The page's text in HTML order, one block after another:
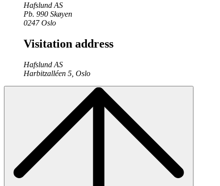
Hafslund AS
Pb. 990 Skøyen
0247 Oslo
Visitation address
Hafslund AS
Harbitzalléen 5, Oslo